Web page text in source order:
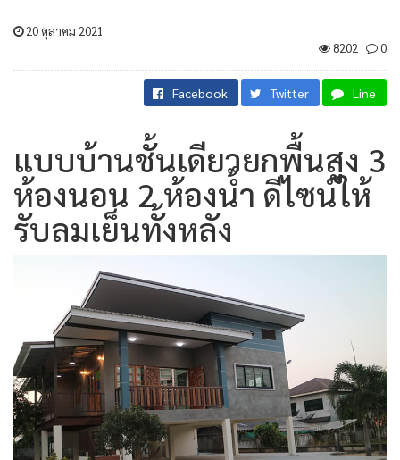
20 ตุลาคม 2021
8202
0
Facebook Twitter Line
แบบบ้านชั้นเดียวยกพื้นสูง 3
ห้องนอน 2 ห้องน้ำ ดีไซน์ให้
รับลมเย็นทั้งหลัง